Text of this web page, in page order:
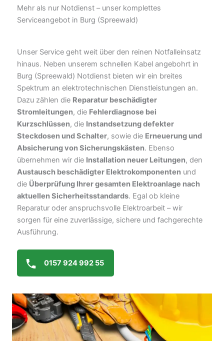
Mehr als nur Notdienst – unser komplettes
Serviceangebot in Burg (Spreewald)
Unser Service geht weit über den reinen Notfalleinsatz
hinaus. Neben unserem schnellen Kabel angebohrt in
Burg (Spreewald) Notdienst bieten wir ein breites
Spektrum an elektrotechnischen Dienstleistungen an.
Dazu zählen die Reparatur beschädigter
Stromleitungen, die Fehlerdiagnose bei
Kurzschlüssen, die Instandsetzung defekter
Steckdosen und Schalter, sowie die Erneuerung und
Absicherung von Sicherungskästen. Ebenso
übernehmen wir die Installation neuer Leitungen, den
Austausch beschädigter Elektrokomponenten und
die Überprüfung Ihrer gesamten Elektroanlage nach
aktuellen Sicherheitsstandards. Egal ob kleine
Reparatur oder anspruchsvolle Elektroarbeit – wir
sorgen für eine zuverlässige, sichere und fachgerechte
Ausführung.
0157 924 992 55